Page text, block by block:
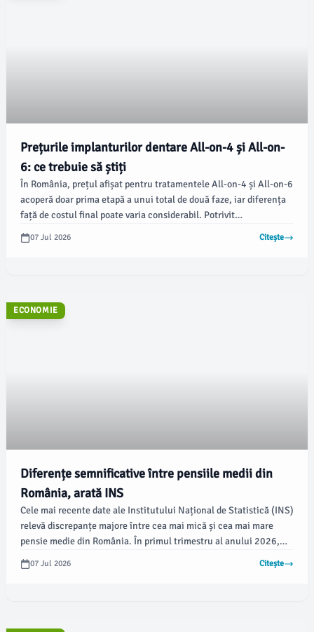
Prețurile implanturilor dentare All-on-4 și All-on-
6: ce trebuie să știți
În România, prețul afișat pentru tratamentele All-on-4 și All-on-6
acoperă doar prima etapă a unui total de două faze, iar diferența
față de costul final poate varia considerabil. Potrivit
opiniabuzau.ro, este esențial ca pacienții să înțeleagă structura
acestor costuri înainte de a opta pentru un implant dentar.
07 Jul 2026 Citește
ECONOMIE
Diferențe semnificative între pensiile medii din
România, arată INS
Cele mai recente date ale Institutului Național de Statistică (INS)
relevă discrepanțe majore între cea mai mică și cea mai mare
pensie medie din România. În primul trimestru al anului 2026,
numărul mediu de pensionari a crescut cu 20.000 față de aceeași
perioadă a anului trecut, iar în rândul pensionarilor din
07 Jul 2026 Citește